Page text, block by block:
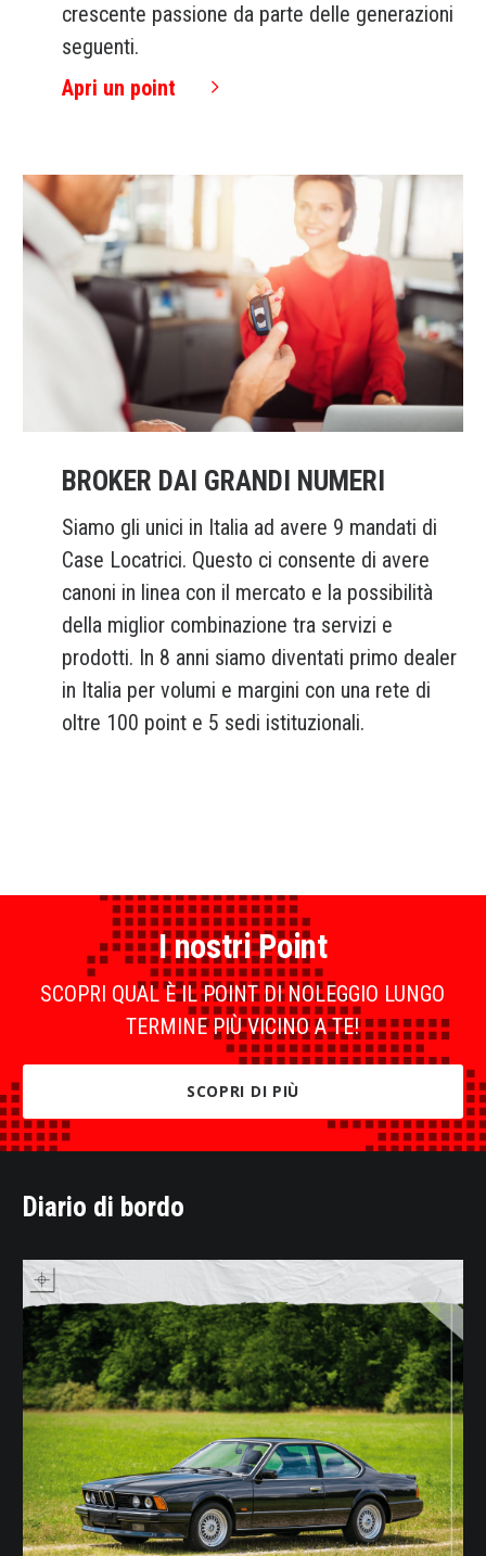
crescente passione da parte delle generazioni
seguenti.
Apri un point
BROKER DAI GRANDI NUMERI
Siamo gli unici in Italia ad avere 9 mandati di
Case Locatrici. Questo ci consente di avere
canoni in linea con il mercato e la possibilità
della miglior combinazione tra servizi e
prodotti. In 8 anni siamo diventati primo dealer
in Italia per volumi e margini con una rete di
oltre 100 point e 5 sedi istituzionali.
I nostri Point
SCOPRI QUAL È IL POINT DI NOLEGGIO LUNGO
TERMINE PIÙ VICINO A TE!
SCOPRI DI PIÙ
Diario di bordo